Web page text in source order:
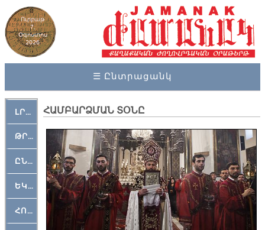
Ուրբաթ
7,
Օգոստոս
2026
☰ Ընտրացանկ
ԼՐԱՀՈՍ
ԹՐՔԱՀԱՅ ԿԵԱՆՔ
ԸՆԿԵՐԱՄՇԱԿՈՒԹԱՅԻՆ
ԵԿԵՂԵՑԱԿԱՆ
ՀՈԳԵՄՏԱՒՈՐ
ՀԱՄԲԱՐՁՄԱՆ ՏՕՆԸ